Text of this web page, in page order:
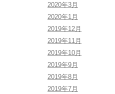
2020年3月
2020年1月
2019年12月
2019年11月
2019年10月
2019年9月
2019年8月
2019年7月